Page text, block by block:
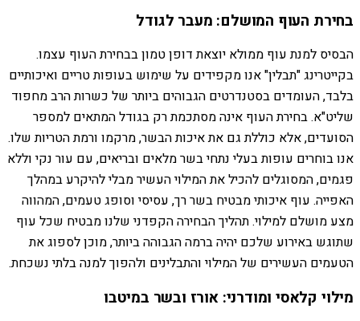
בחירת העוף המושלם: מעבר לגודל
הבסיס למנת עוף ממולא יוצאת דופן טמון בבחירת העוף עצמו.
בקייטרינג "תבלין" אנו מקפידים על שימוש בעופות טריים ואיכותיים
בלבד, העומדים בסטנדרטים הגבוהים ביותר של כשרות הרב מחפוד
שליט"א. בחירת העוף אינה מסתכמת רק בגודל המתאים למספר
הסועדים, אלא כוללת גם את איכות הבשר, מרקמו ורמת הטריות שלו.
אנו בוחרים עופות בעלי נתחי בשר מלאים ובריאים, עם עור נקי וללא
פגמים, המסוגלים להכיל את המילוי העשיר מבלי להיקרע במהלך
האפייה. עוף איכותי מבטיח בשר רך, עסיסי וסופג טעמים, המהווה
מצע מושלם למילוי. תהליך הבחירה הקפדני שלנו מבטיח שכל עוף
שתוגש באירוע שלכם יהיה ברמה הגבוהה ביותר, מוכן לספוג את
הטעמים העשירים של המילוי והתבלינים ולהפוך למנה בלתי נשכחת.
מילוי קלאסי ומודרני: אורז ובשר במיטבו